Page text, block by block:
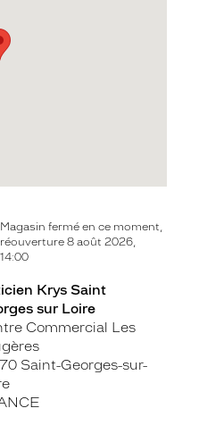
Magasin fermé en ce moment,
réouverture 8 août 2026,
14:00
Krys Saint
sur Loire
Commercial Les
Saint-Georges-sur-